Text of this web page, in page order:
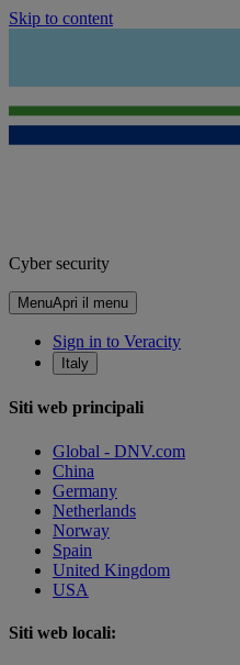
Skip to content
Cyber security
MenuApri il menu
Sign in to Veracity
Italy
Siti web principali
Global - DNV.com
China
Germany
Netherlands
Norway
Spain
United Kingdom
USA
Siti web locali: